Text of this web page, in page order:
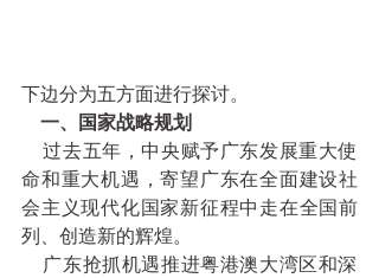
下边分为五方面进行探讨。
    一、国家战略规划
    过去五年，中央赋予广东发展重大使
命和重大机遇，寄望广东在全面建设社
会主义现代化国家新征程中走在全国前
列、创造新的辉煌。